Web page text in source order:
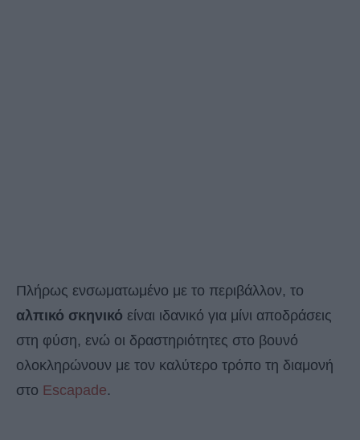
Πλήρως ενσωματωμένο με το περιβάλλον, το
αλπικό σκηνικό είναι ιδανικό για μίνι αποδράσεις
στη φύση, ενώ οι δραστηριότητες στο βουνό
ολοκληρώνουν με τον καλύτερο τρόπο τη διαμονή
στο Escapade.